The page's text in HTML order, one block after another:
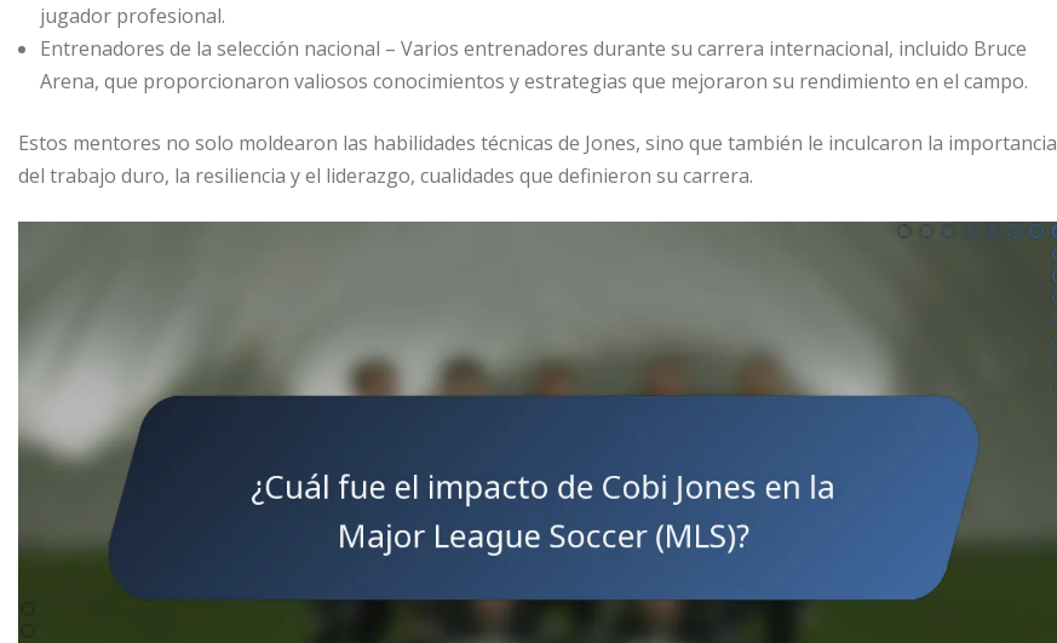
jugador profesional.
Entrenadores de la selección nacional – Varios entrenadores durante su carrera internacional, incluido Bruce
Arena, que proporcionaron valiosos conocimientos y estrategias que mejoraron su rendimiento en el campo.
Estos mentores no solo moldearon las habilidades técnicas de Jones, sino que también le inculcaron la importancia
del trabajo duro, la resiliencia y el liderazgo, cualidades que definieron su carrera.